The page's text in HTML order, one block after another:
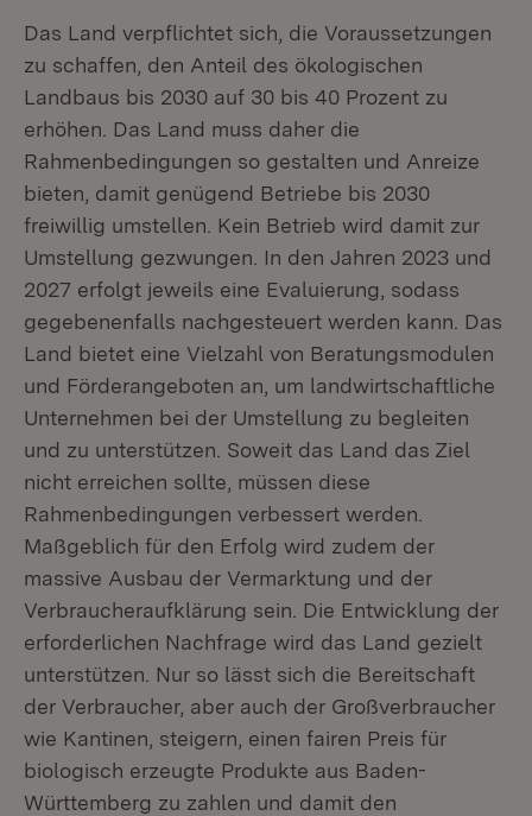
Das Land verpflichtet sich, die Voraussetzungen
zu schaffen, den Anteil des ökologischen
Landbaus bis 2030 auf 30 bis 40 Prozent zu
erhöhen. Das Land muss daher die
Rahmenbedingungen so gestalten und Anreize
bieten, damit genügend Betriebe bis 2030
freiwillig umstellen. Kein Betrieb wird damit zur
Umstellung gezwungen. In den Jahren 2023 und
2027 erfolgt jeweils eine Evaluierung, sodass
gegebenenfalls nachgesteuert werden kann. Das
Land bietet eine Vielzahl von Beratungsmodulen
und Förderangeboten an, um landwirtschaftliche
Unternehmen bei der Umstellung zu begleiten
und zu unterstützen. Soweit das Land das Ziel
nicht erreichen sollte, müssen diese
Rahmenbedingungen verbessert werden.
Maßgeblich für den Erfolg wird zudem der
massive Ausbau der Vermarktung und der
Verbraucheraufklärung sein. Die Entwicklung der
erforderlichen Nachfrage wird das Land gezielt
unterstützen. Nur so lässt sich die Bereitschaft
der Verbraucher, aber auch der Großverbraucher
wie Kantinen, steigern, einen fairen Preis für
biologisch erzeugte Produkte aus Baden-
Württemberg zu zahlen und damit den